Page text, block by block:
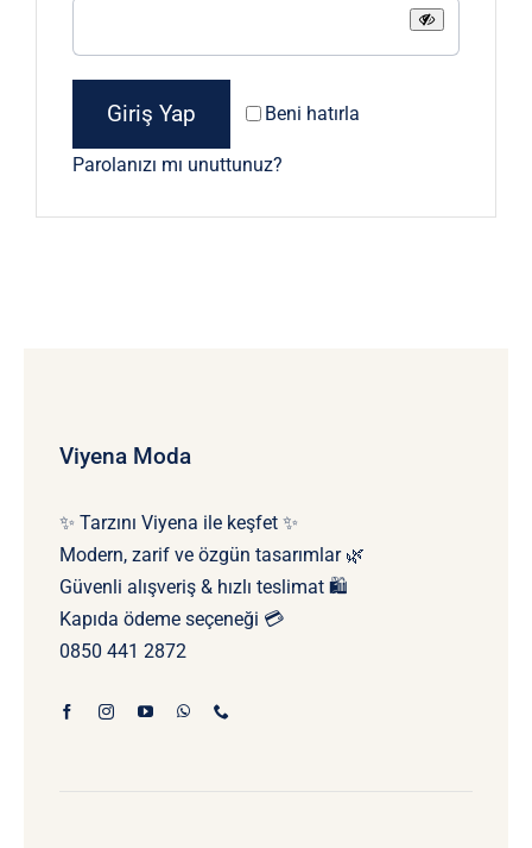
Beni hatırla
Giriş Yap
Parolanızı mı unuttunuz?
Viyena Moda
✨ Tarzını Viyena ile keşfet ✨
Modern, zarif ve özgün tasarımlar 🌿
Güvenli alışveriş & hızlı teslimat 🛍️
Kapıda ödeme seçeneği 💳
0850 441 2872